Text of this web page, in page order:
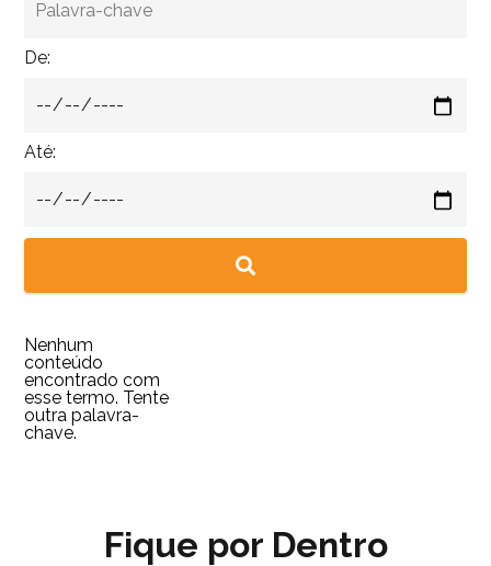
De:
Até:
Nenhum
conteúdo
encontrado com
esse termo. Tente
outra palavra-
chave.
Fique por Dentro